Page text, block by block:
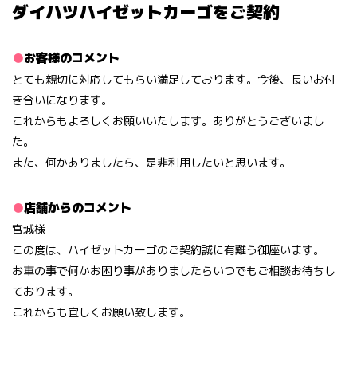
ダイハツハイゼットカーゴをご契約
お客様のコメント
とても親切に対応してもらい満足しております。今後、長いお付
き合いになります。
これからもよろしくお願いいたします。ありがとうございまし
た。
また、何かありましたら、是非利用したいと思います。
店舗からのコメント
宮城様
この度は、ハイゼットカーゴのご契約誠に有難う御座います。
お車の事で何かお困り事がありましたらいつでもご相談お待ちし
ております。
これからも宜しくお願い致します。